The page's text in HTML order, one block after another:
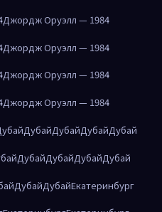
Джордж Оруэлл — 1984
Джордж Оруэлл — 1984
Джордж Оруэлл — 1984
Джордж Оруэлл — 1984
ДубайДубайДубайДубай
ДубайДубайДубайДубай
ДубайДубайЕкатеринбург